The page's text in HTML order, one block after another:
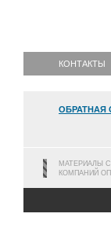
КОНТАКТЫ
ОБРАТНАЯ
МАТЕРИАЛЫ
КОМПАНИЙ